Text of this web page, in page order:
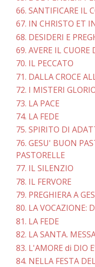
66. SANTIFICARE IL
67. IN CHRISTO ET
68. DESIDERI E
69. AVERE IL
70. IL PECCATO
71. DALLA CROCE
72. I MISTERI
73. LA PACE
74. LA FEDE
75. SPIRITO DI
76. GESU' BUON
PASTORELLE
77. IL SILENZIO
78. IL FERVORE
79. PREGHIERA A
80. LA VOCAZIONE:
81. LA FEDE
82. LA SANTA.
83. L'AMORE di DIO
84. NELLA FESTA